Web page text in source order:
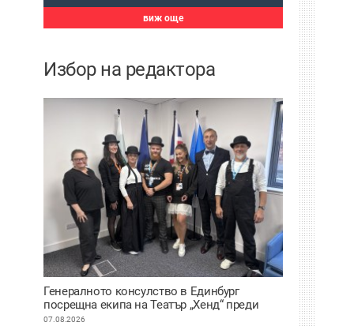
виж още
Избор на редактора
Генералното консулство в Единбург
посрещна екипа на Театър „Хенд“ преди
историческия им дебют на световния
07.08.2026